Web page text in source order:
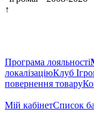
↑
Програма лояльності
локалізаціюКлуб
повернення товару
Мій кабінетCписок